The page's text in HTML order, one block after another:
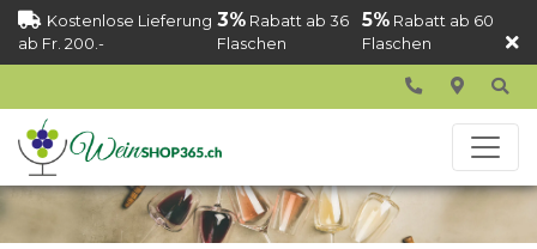
Kostenlose Lieferung
ab Fr. 200.-
3% Rabatt ab 36
Flaschen
5%Rabatt ab 60
Flaschen